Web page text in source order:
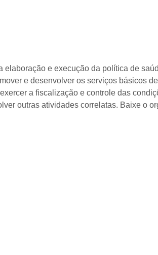
e execução da política de
e desenvolver os serviços básicos
a fiscalização e controle das
outras atividades correlatas. Baixe o